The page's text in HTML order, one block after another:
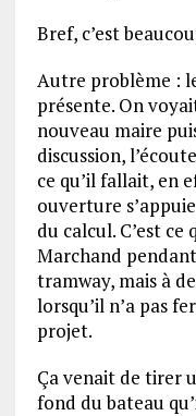
Bref, c’est
Autre problème :
présente. On
nouveau maire
discussion,
ce qu’il fallait, en
ouverture
du calcul. C’est ce
Marchand
tramway, mais à
lorsqu’il n’a pas
projet.
Ça venait de tirer
fond du bateau